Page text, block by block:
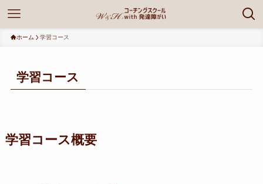
ホーム 学習コース
学習コース
学習コース概要